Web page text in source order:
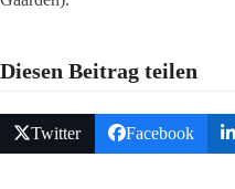
Diesen Beitrag teilen
Twitter Facebook